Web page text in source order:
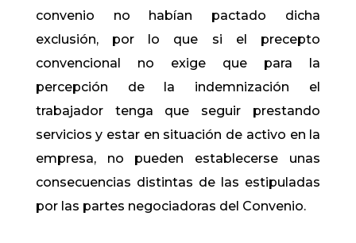
convenio no habían pactado dicha
exclusión, por lo que si el precepto
convencional no exige que para la
percepción de la indemnización el
trabajador tenga que seguir prestando
servicios y estar en situación de activo en la
empresa, no pueden establecerse unas
consecuencias distintas de las estipuladas
por las partes negociadoras del Convenio.